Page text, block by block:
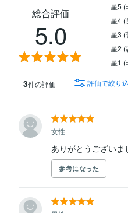
総合評価
5.0
星5 (
星4 (
星3 (
星2 (
星1 (
3件の評価 評価で絞り
女性
ありがとうございま
参考になった